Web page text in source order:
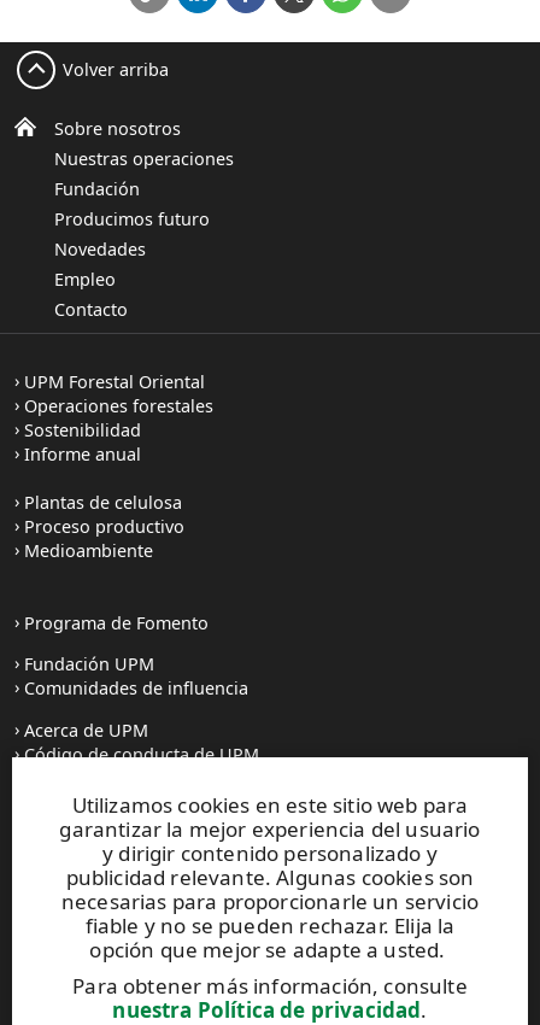
Utilizamos cookies en este sitio web para
garantizar la mejor experiencia del usuario
y dirigir contenido personalizado y
publicidad relevante. Algunas cookies son
necesarias para proporcionarle un servicio
fiable y no se pueden rechazar. Elija la
opción que mejor se adapte a usted.
Para obtener más información, consulte
nuestra Política de privacidad.
Sobre nosotros
Nuestras operaciones
Fundación
Producimos futuro
Novedades
Empleo
Contacto
Volver arriba
UPM Forestal Oriental
Operaciones forestales
Sostenibilidad
Informe anual
Plantas de celulosa
Proceso productivo
Medioambiente
Programa de Fomento
Fundación UPM
Comunidades de influencia
Acerca de UPM
Código de conducta de UPM
Prensa
Todas las noticias
Contacto
Este sitio está protegido por reCAPTCHA y se aplican la
Política de privacidady losTérminos de servicio de Google